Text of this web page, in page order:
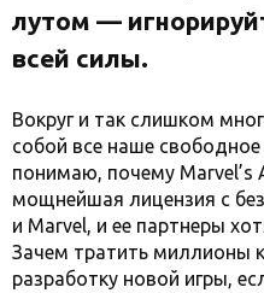
лутом —
всей силы.
Вокруг и так слишком
собой все наше
понимаю, почему Marvel’s
мощнейшая лицензия с
и Marvel, и ее партнеры
Зачем тратить миллионы
разработку новой игры,